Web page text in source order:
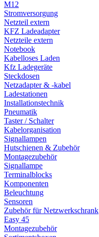
M12
Stromversorgung
Netzteil extern
KFZ Ladeadapter
Netzteile extern
Notebook
Kabelloses Laden
Kfz Ladegeräte
Steckdosen
Netzadapter & -kabel
Ladestationen
Installationstechnik
Pneumatik
Taster / Schalter
Kabelorganisation
Signallampen
Hutschienen & Zubehör
Montagezubehör
Signallampe
Terminalblocks
Komponenten
Beleuchtung
Sensoren
Zubehör für Netzwerkschrank
Easy 45
Montagezubehör